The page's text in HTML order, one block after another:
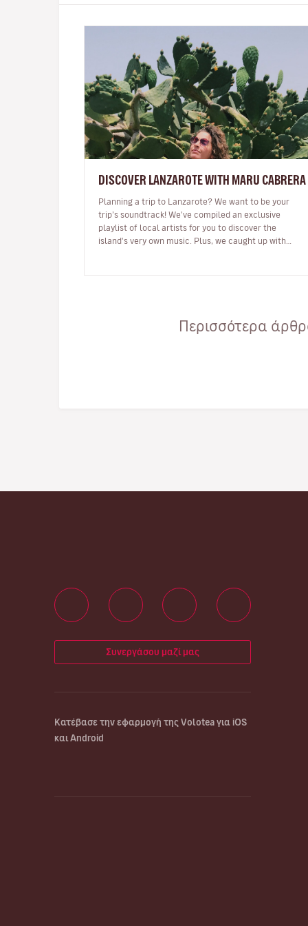
DISCOVER LANZAROTE WITH MARU CABRERA
Planning a trip to Lanzarote? We want to be your
trip’s soundtrack! We've compiled an exclusive
playlist of local artists for you to discover the
island's very own music. Plus, we caught up with
Περισσότερα
Συνεργάσου μαζί μας
Κατέβασε την εφαρμογή της Volotea για iOS
και Android